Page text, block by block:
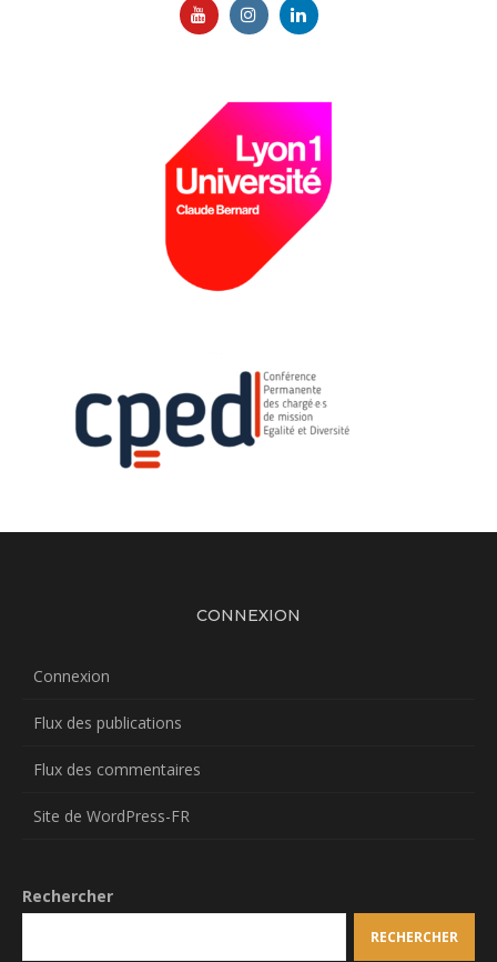
CONNEXION
Connexion
Flux des publications
Flux des commentaires
Site de WordPress-FR
Rechercher
RECHERCHER